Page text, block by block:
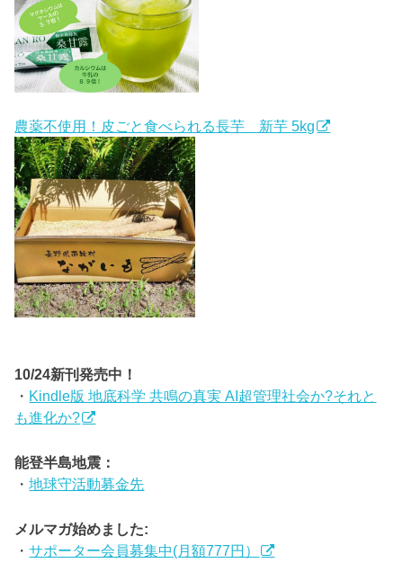
農薬不使用！皮ごと食べられる長芋 新芋 5kg
10/24新刊発売中！
・ Kindle版 地底科学 共鳴の真実 AI超管理社会か?それと
も進化か?
能登半島地震：
・地球守活動募金先
メルマガ始めました:
・サポーター会員募集中(月額777円）